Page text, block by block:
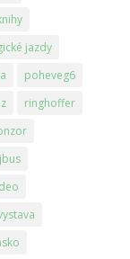
jazdy
poheveg6
ringhoffer